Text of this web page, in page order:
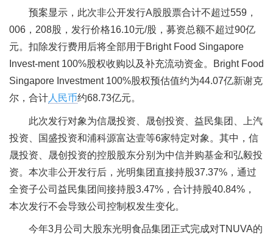
预案显示，此次非公开发行A股股票合计不超过559，
006，208股，发行价格16.10元/股，募资总额不超过90亿
元。扣除发行费用后将全部用于Bright Food Singapore
Invest-ment 100%股权收购以及补充流动资金。Bright Food
Singapore Investment 100%股权预估值约为44.07亿新谢克
尔，合计 人民币约68.73亿元。
此次发行对象为信晟投资、晟创投资、益民集团、上汽
投资、国盛投资和浦科源富达壹等6家特定对象。其中，信
晟投资、晟创投资的控股股东分别为中信并购基金和弘毅投
资。本次非公开发行后，光明集团直接持股37.37%，通过
全资子公司益民集团间接持股3.47%，合计持股40.84%，
本次发行不会导致公司控制权发生变化。
今年3月公司大股东光明食品集团正式完成对TNUVA的